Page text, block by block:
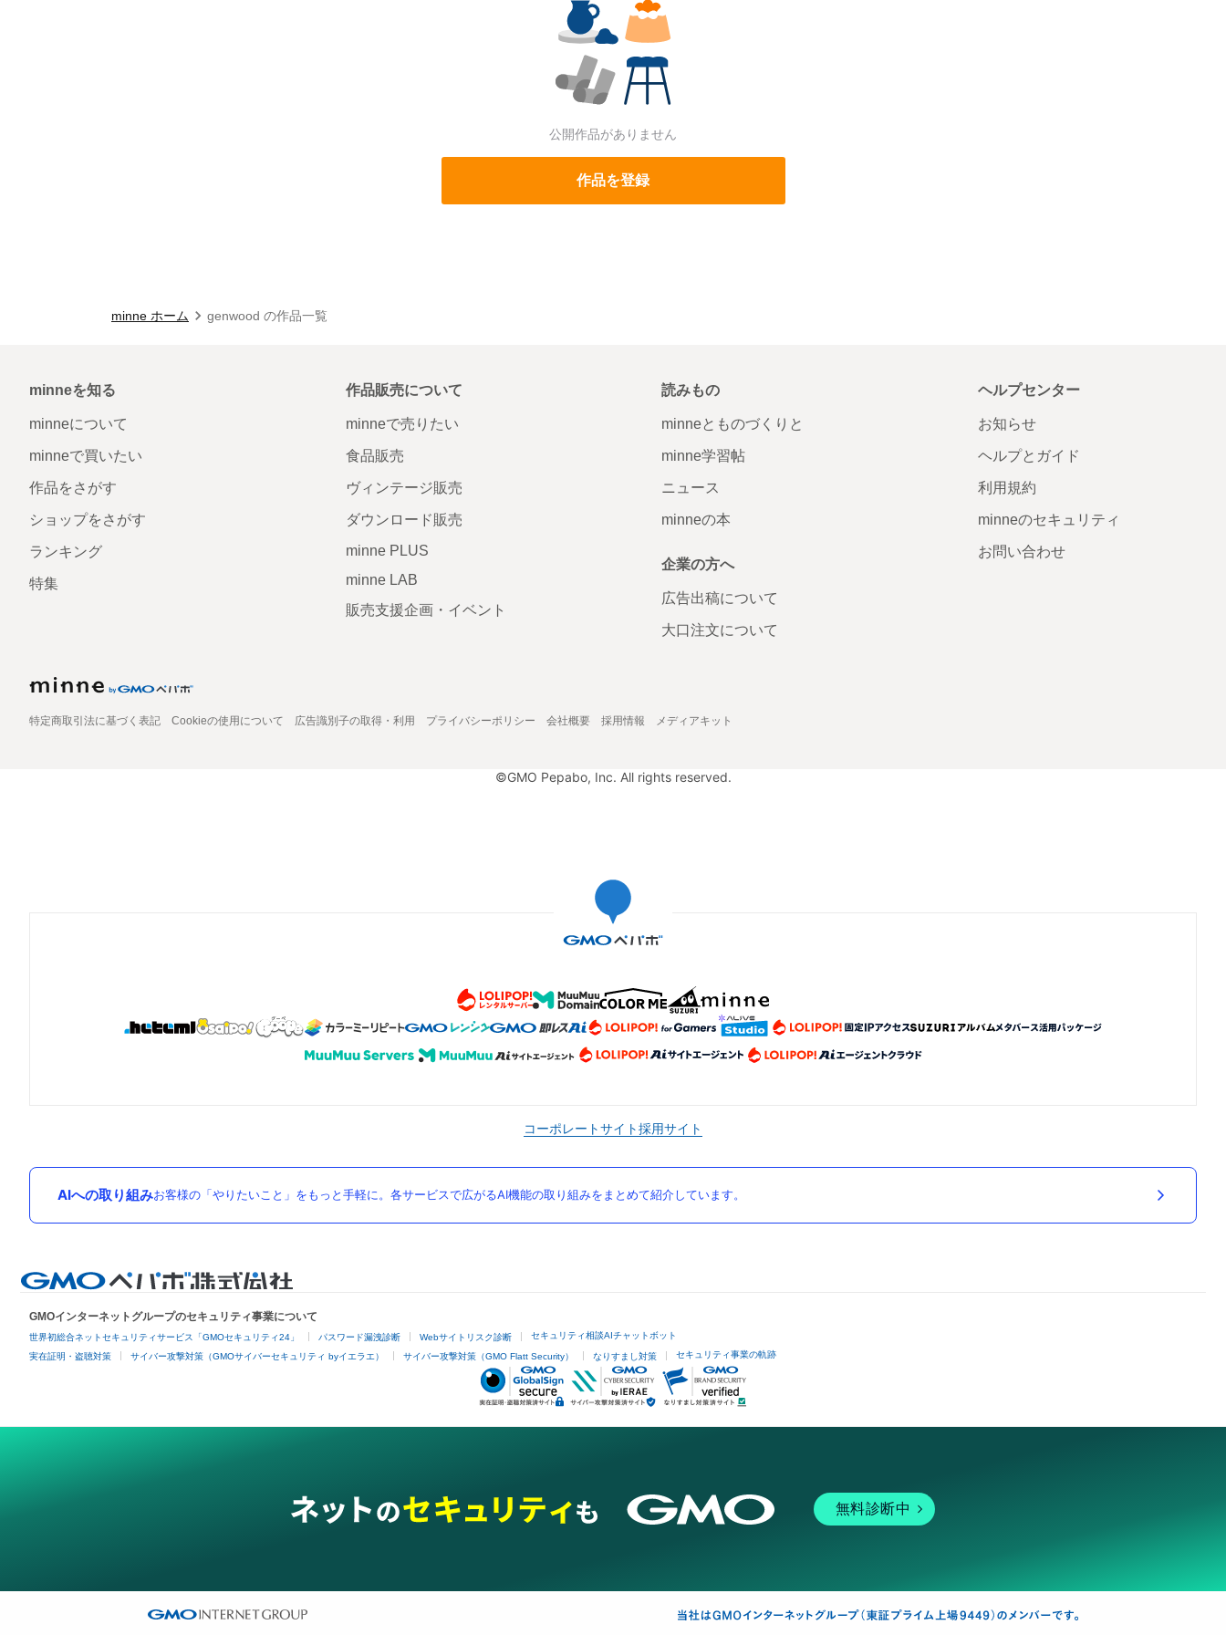
公開作品がありません
作品を登録
minne ホーム genwood の作品一覧
minneを知る
minneについて
minneで買いたい
作品をさがす
ショップをさがす
ランキング
特集
作品販売について
minneで売りたい
食品販売
ヴィンテージ販売
ダウンロード販売
minne PLUS
minne LAB
販売支援企画・イベント
読みもの
minneとものづくりと
minne学習帖
ニュース
minneの本
企業の方へ
広告出稿について
大口注文について
ヘルプセンター
お知らせ
ヘルプとガイド
利用規約
minneのセキュリティ
お問い合わせ
特定商取引法に基づく表記 Cookieの使用について 広告識別子の取得・利用 プライバシーポリシー 会社概要 採用情報 メディアキット
©GMO Pepabo, Inc. All rights reserved.
コーポレートサイト採用サイト
AIへの取り組みお客様の「やりたいこと」をもっと手軽に。各サービスで広がるAI機能の取り組みをまとめて紹介しています。
GMOインターネットグループのセキュリティ事業について
世界初総合ネットセキュリティサービス「GMOセキュリティ24」 パスワード漏洩診断 Webサイトリスク診断 セキュリティ相談AIチャットボット
実在証明・盗聴対策 サイバー攻撃対策（GMOサイバーセキュリティ byイエラエ） サイバー攻撃対策（GMO Flatt Security） なりすまし対策 セキュリティ事業の軌跡
無料診断中